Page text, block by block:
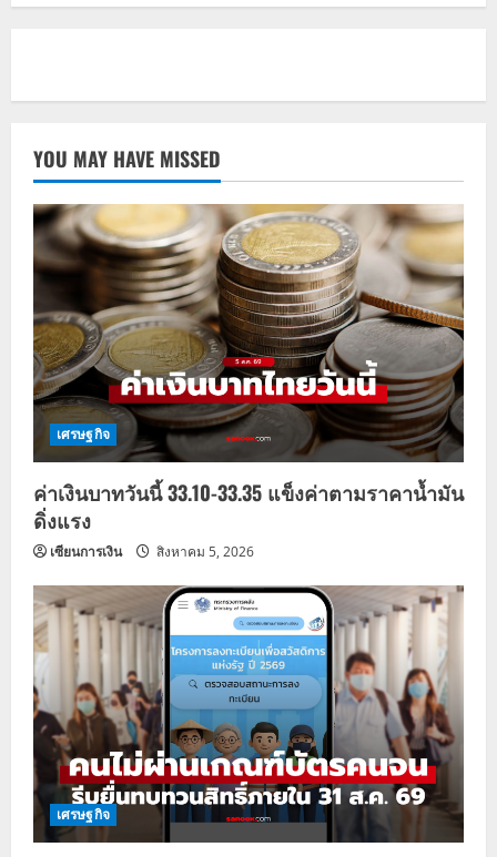
YOU MAY HAVE MISSED
เศรษฐกิจ
ค่าเงินบาทวันนี้ 33.10-33.35 แข็งค่าตามราคาน้ำมัน
ดิ่งแรง
เซียนการเงิน สิงหาคม 5, 2026
เศรษฐกิจ